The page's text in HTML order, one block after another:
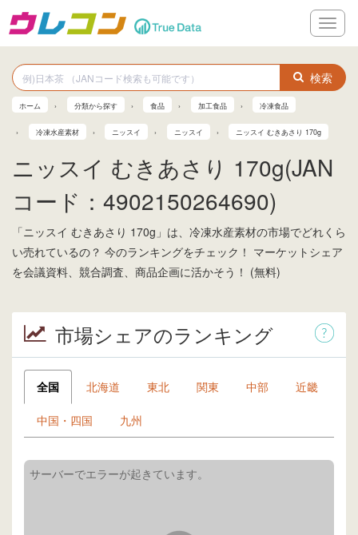
メ
ニ
ー
検索
ホーム 分類から探す 食品 加工食品 冷凍食品
冷凍水産素材 ニッスイ ニッスイ ニッスイ むきあさり 170g
ニッスイ むきあさり 170g(JAN
コード：4902150264690)
「ニッスイ むきあさり 170g」は、冷凍水産素材の市場でどれくら
い売れているの？ 今のランキングをチェック！ マーケットシェア
を会議資料、競合調査、商品企画に活かそう！ (無料)
市場シェアのランキング
全国 北海道 東北 関東 中部 近畿
中国・四国 九州